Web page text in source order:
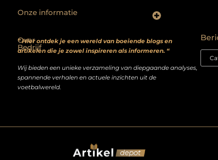
Over
Bedrijf
” Hier ontdek je een wereld van boeiende blogs en
artikelen die je zowel inspireren als informeren. “
Wij bieden een unieke verzameling van diepgaande analyses,
spannende verhalen en actuele inzichten uit de
voetbalwereld.
Onze informatie